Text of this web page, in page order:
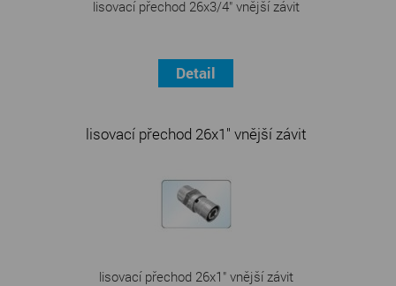
lisovací přechod 26x3/4" vnější závit
Detail
lisovací přechod 26x1" vnější závit
lisovací přechod 26x1" vnější závit